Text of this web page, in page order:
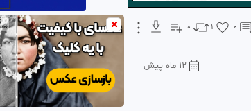
0 1 0
12 ماه پیش
55
0:02:27
56
0:02:24